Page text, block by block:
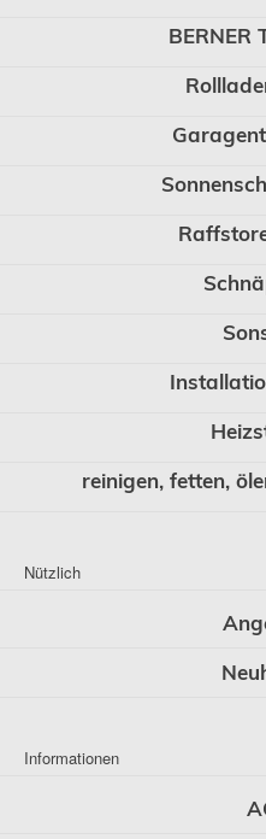
BERNER
reinigen, fetten,
Nützlich
Informationen